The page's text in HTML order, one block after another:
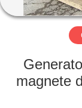
GIRO
magnete